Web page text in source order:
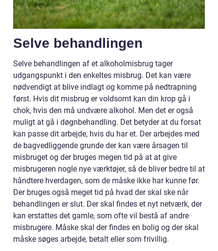
Selve behandlingen
Selve behandlingen af et alkoholmisbrug tager
udgangspunkt i den enkeltes misbrug. Det kan være
nødvendigt at blive indlagt og komme på nedtrapning
først. Hvis dit misbrug er voldsomt kan din krop gå i
chok, hvis den må undvære alkohol. Men det er også
muligt at gå i døgnbehandling. Det betyder at du forsat
kan passe dit arbejde, hvis du har et. Der arbejdes med
de bagvedliggende grunde der kan være årsagen til
misbruget og der bruges megen tid på at at give
misbrugeren nogle nye værktøjer, så de bliver bedre til at
håndtere hverdagen, som de måske ikke har kunne før.
Der bruges også meget tid på hvad der skal ske når
behandlingen er slut. Der skal findes et nyt netværk, der
kan erstattes det gamle, som ofte vil bestå af andre
misbrugere. Måske skal der findes en bolig og der skal
måske søges arbejde, betalt eller som frivillig.